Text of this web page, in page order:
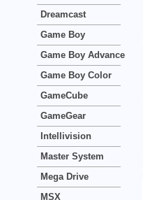
Dreamcast
Game Boy
Game Boy Advance
Game Boy Color
GameCube
GameGear
Intellivision
Master System
Mega Drive
MSX